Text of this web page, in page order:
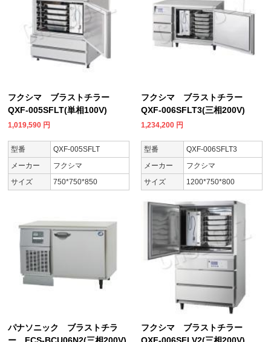
フクシマ ブラストチラー
QXF-005SFLT(単相100V)
1,019,590 円
型番
QXF-005SFLT
メーカー
フクシマ
サイズ
750*750*850
フクシマ ブラストチラー
QXF-006SFLT3(三相200V)
1,234,200 円
型番
QXF-006SFLT3
メーカー
フクシマ
サイズ
1200*750*800
パナソニック ブラストチラ
ー FCS-BCU06N2(三相200V)
フクシマ ブラストチラー
QXF-006SFLV2(三相200V)